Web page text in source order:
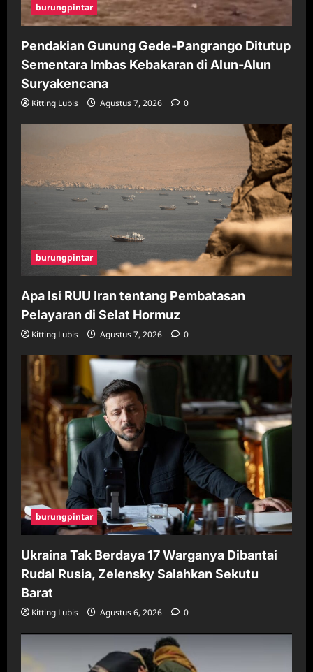
burungpintar
Pendakian Gunung Gede-Pangrango Ditutup
Sementara Imbas Kebakaran di Alun-Alun
Suryakencana
Kitting Lubis Agustus 7, 2026 0
burungpintar
Apa Isi RUU Iran tentang Pembatasan
Pelayaran di Selat Hormuz
Kitting Lubis Agustus 7, 2026 0
burungpintar
Ukraina Tak Berdaya 17 Warganya Dibantai
Rudal Rusia, Zelensky Salahkan Sekutu
Barat
Kitting Lubis Agustus 6, 2026 0